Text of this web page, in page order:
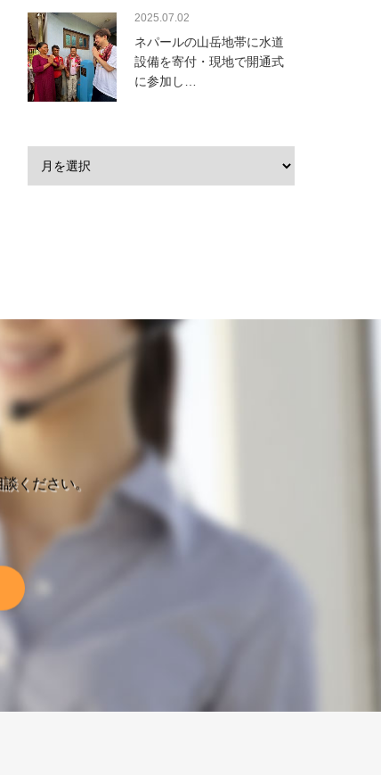
2025.07.02
ネパールの山岳地帯に水道
設備を寄付・現地で開通式
に参加し…
ください。